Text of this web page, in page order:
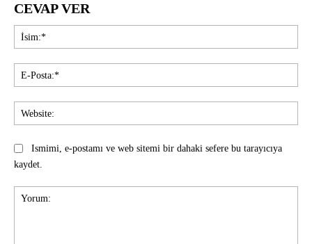
CEVAP VER
Ismimi, e-postamı ve web sitemi bir dahaki sefere bu tarayıcıya
kaydet.